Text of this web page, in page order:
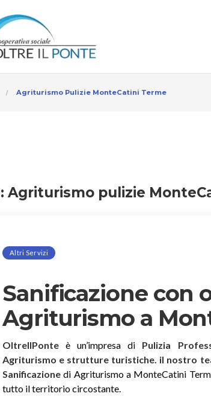
Agriturismo Pulizie MonteCatini Terme
Agriturismo pulizie
Altri Servizi
Sanificazione con
Agriturismo a
OltreIlPonte è un’impresa di Pulizia
Agriturismo e strutture turistiche. il nostro
Sanificazione di Agriturismo a MonteCatini
tutto il territorio circostante.